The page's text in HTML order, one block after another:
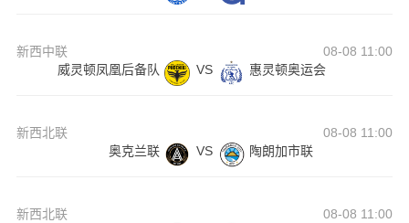
新西中联
08-08 11:00
威灵顿凤凰后备队
VS 惠灵顿奥运会
新西北联
08-08 11:00
奥克兰联
VS 陶朗加市联
新西北联
08-08 11:00